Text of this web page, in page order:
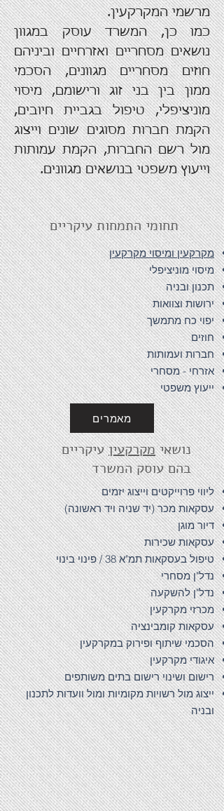
מרשמי המקרקעין.
כמו כן, המשרד עוסק במגוון
נושאים מסחריים ואזרחיים וביניהם
חוזים מסחריים מגוונים, הסכמי
ממון בין בני זוג ורישומם, מיסוי
מוניציפלי, טיפול בגביית חיובים,
הקמת חברות מסוגים שונים וייצוג
מול רשם החברות, הקמת עמותות
וייעוץ משפטי בנושאים מגוונים.
תחומי התמחות עיקריים
מקרקעין ומיסוי מקרקעין
מיסוי מוניציפלי
תכנון ובניה
ירושות וצוואות
יפוי כח מתמשך
חוזים
חברות ועמותות
אזרחי - מסחרי
ייעוץ משפטי
מאמרים
נושאימקרקעיןעיקריים
בהם עוסק המשרד
ליווי פרוייקטים וייצוג יזמים
עסקאות מכר (יד שניה ויד ראשונה)
דיור מוגן
עסקאות שכירות
טיפול בעסקאות תמ"א 38 / פינוי בינוי
נדל"ן מסחרי
נדל"ן להשקעה
מכרזי מקרקעין
עסקאות קומבינציה
הסכמי שיתוף ופירוק במקרקעין
איגודי מקרקעין
רישום ושינוי רישום בתים משותפים
ייצוג מול רשויות מקומיות ומול וועדות לתכנון
ובניה